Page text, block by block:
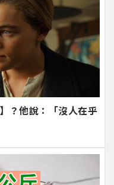
？他說：「沒人在乎